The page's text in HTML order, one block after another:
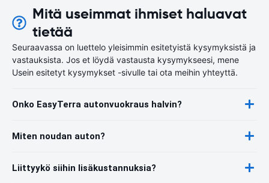
Mitä useimmat ihmiset haluavat
tietää
Seuraavassa on luettelo yleisimmin esitetyistä kysymyksistä ja
vastauksista. Jos et löydä vastausta kysymykseesi, mene
Usein esitetyt kysymykset -sivulle tai ota meihin yhteyttä.
Onko EasyTerra autonvuokraus halvin?
Miten noudan auton?
Liittyykö siihin lisäkustannuksia?